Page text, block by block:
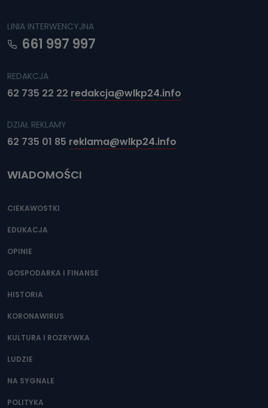
LINIA INTERWENCYJNA
661 997 997
REDAKCJA
62 735 22 22 redakcja@wlkp24.info
DZIAŁ REKLAMY
62 735 01 85 reklama@wlkp24.info
WIADOMOŚCI
CIEKAWOSTKI
EDUKACJA
OPINIE
GOSPODARKA I FINANSE
HISTORIA
KORONAWIRUS
KULTURA I ROZRYWKA
LUDZIE
NA SYGNALE
POLITYKA